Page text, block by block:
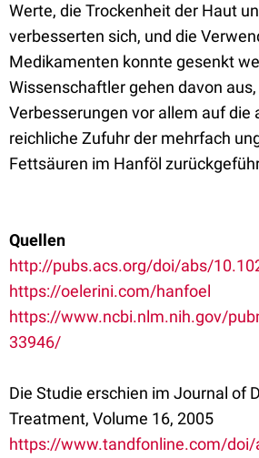
Werte, die Trockenheit der Haut
verbesserten sich, und die
Medikamenten konnte gesenkt
Wissenschaftler gehen davon
Verbesserungen vor allem auf die
reichliche Zufuhr der mehrfach
Fettsäuren im Hanföl
Quellen
http://pubs.acs.org/doi/abs/
https://oelerini.com/hanfoel
https://www.ncbi.nlm.nih.gov/
33946/
Die Studie erschien im Journal of
Treatment, Volume 16, 2005
https://www.tandfonline.com/